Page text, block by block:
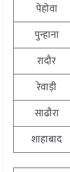
पेहोवा
पुन्हाना
रादौर
रेवाड़ी
साढौरा
शाहाबाद